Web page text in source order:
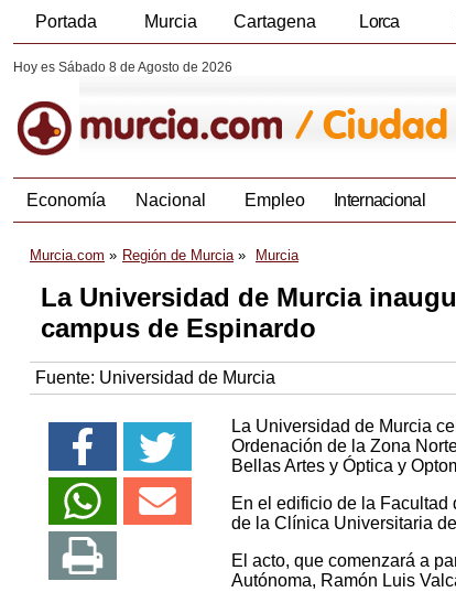
Portada Murcia Cartagena Lorca
Hoy es Sábado 8 de Agosto de 2026
Economía Nacional Empleo Internacional
Murcia.com Región de Murcia Murcia
La Universidad de Murcia
campus de Espinardo
Fuente: Universidad de Murcia
La Universidad de Murcia
Ordenación de la Zona
Bellas Artes y Óptica y
En el edificio de la
de la Clínica Universitaria
El acto, que comenzará a
Autónoma, Ramón Luis